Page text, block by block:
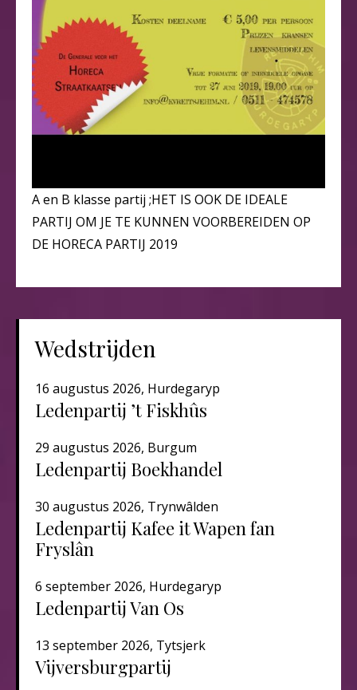
A en B klasse partij ;HET IS OOK DE IDEALE
PARTIJ OM JE TE KUNNEN VOORBEREIDEN OP
DE HORECA PARTIJ 2019
Wedstrijden
16 augustus 2026, Hurdegaryp
Ledenpartij ’t Fiskhûs
29 augustus 2026, Burgum
Ledenpartij Boekhandel
30 augustus 2026, Trynwâlden
Ledenpartij Kafee it Wapen fan
Fryslân
6 september 2026, Hurdegaryp
Ledenpartij Van Os
13 september 2026, Tytsjerk
Vijversburgpartij